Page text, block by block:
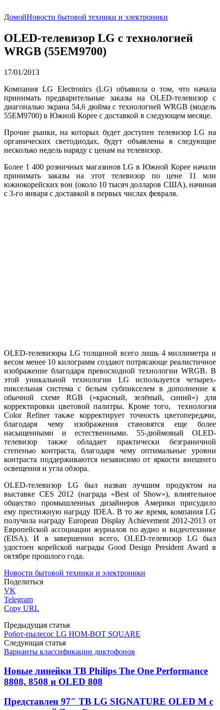
ДомойНовости бытовой техники и электроники
OLED-телевизор LG с технологией
WRGB (55EM9700)
17/01/2013
Компания LG Electronics (LG) объявила о том, что начала
принимать предварительные заказы на OLED-телевизор с
диагональю экрана 54,6 дюйма с технологией WRGB (модель
55EM9700) в Южной Корее с доставкой в следующем месяце.
Прочие рынки, на которых будет доступен телевизор LG на
органических светодиодах, будут объявлены в следующие
несколько недель наряду с ценам на телевизор.
Более 1 400 розничных магазинов LG в Южной Корее начали
принимать заказы на этот телевизор по цене 11 млн
южнокорейских вон (около 10 тысяч долларов США), начиная
с 3-го января с доставкой в первых числах февраля.
OLED-телевизоры LG толщиной всего лишь 4 миллиметра и
весом менее 10 килограмм создают потрясающе реалистичное
изображение благодаря превосходной технологии WRGB. В
этой уникальной технологии LG используется четырех-
пиксельная система с белым субпикселем в дополнение к
обычной схеме RGB («красный, зелёный, синий») для
корректировки цветовой палитры. Кроме того, технология
Color Refiner также корректирует точность цветопередачи,
благодаря чему изображения становятся еще более
насыщенными и естественными. 55-дюймовый OLED-
телевизор также обладает практически безграничной
степенью контраста, благодаря чему оптимальные уровни
контраста поддерживаются независимо от яркости внешнего
освещения и угла обзора.
OLED-телевизор LG был назван лучшим продуктом на
выставке CES 2012 (награда «Best of Show»), влиятельное
общество промышленных дизайнеров Америки присудило
ему престижную награду IDEA. В то же время, компания LG
получила награду European Display Achievement 2012-2013 от
Европейской ассоциации журналов по аудио и видеотехнике
(EISA). И в завершении всего, OLED-телевизор LG был
удостоен корейской награды Good Design President Award в
октябре прошлого года.
Новости бытовой техники и электроники
Поделиться
VK
Telegram
Copy URL
Предыдущая статья
Робот-пылесос LG HOM-BOT SQUARE
Следующая статья
Варианты классификации диктофонов
Новые линейки ТВ Philips The One Performance
8808, 8508 и OLED 808
Представлен 97″ ТВ LG SIGNATURE OLED M с